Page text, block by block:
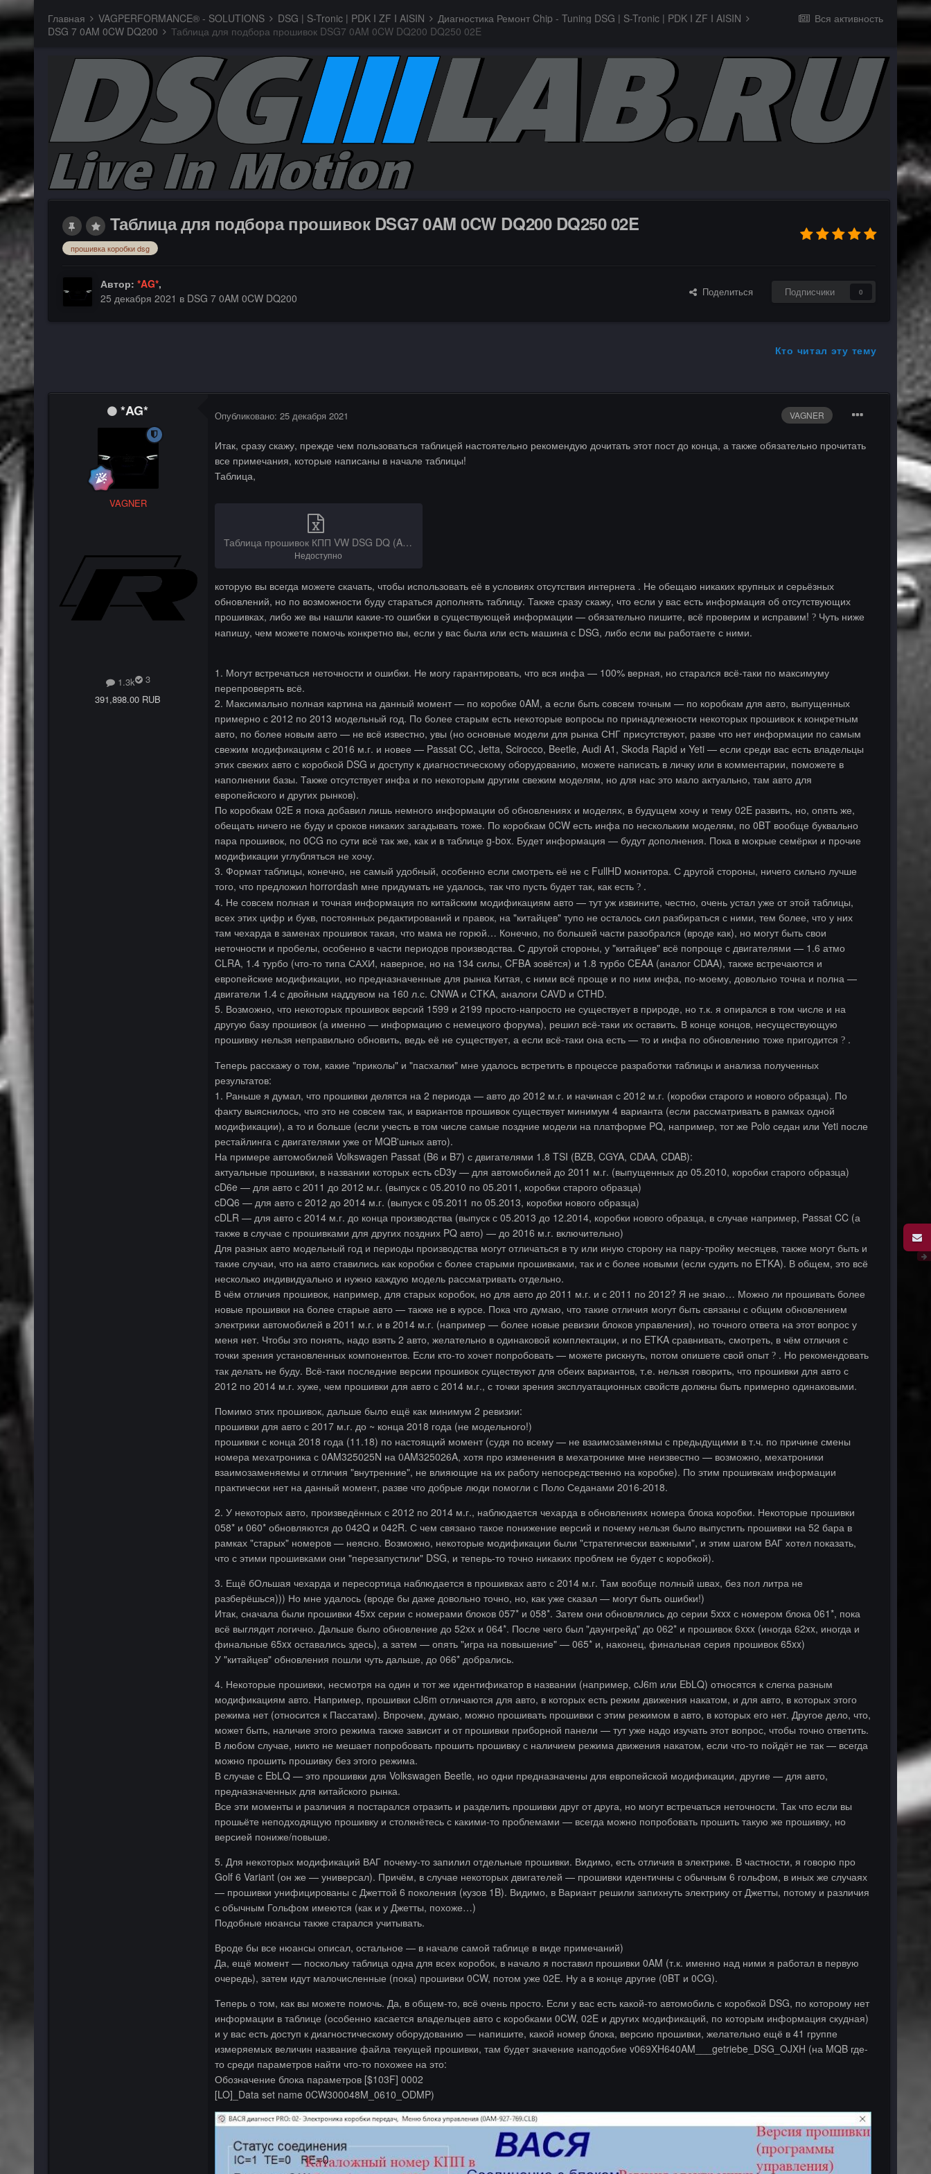
Вся активность
Главная VAGPERFORMANCE® - SOLUTIONS DSG | S-Tronic | PDK I ZF I AISIN
Диагностика Ремонт Chip - Tuning DSG | S-Tronic | PDK I ZF I AISIN
DSG 7 0AM 0CW DQ200
Таблица для подбора прошивок DSG7 0AM 0CW DQ200 DQ250 02E
Таблица для подбора прошивок DSG7 0AM 0CW DQ200 DQ250 02E
прошивка коробки dsg
Автор: *AG*,
25 декабря 2021 в DSG 7 0AM 0CW DQ200 Поделиться Подписчики 0
Кто читал эту тему
*AG*
VAGNER
1.3k 3
391,898.00 RUB
VAGNER
Опубликовано: 25 декабря 2021
Итак, сразу скажу, прежде чем пользоваться таблицей настоятельно рекомендую дочитать этот пост до конца, а также обязательно прочитать
все примечания, которые написаны в начале таблицы!
Таблица,
Таблица прошивок КПП VW DSG DQ (Audi S-Tronic)1.xlsx
Недоступно
которую вы всегда можете скачать, чтобы использовать её в условиях отсутствия интернета . Не обещаю никаких крупных и серьёзных
обновлений, но по возможности буду стараться дополнять таблицу. Также сразу скажу, что если у вас есть информация об отсутствующих
прошивках, либо же вы нашли какие-то ошибки в существующей информации — обязательно пишите, всё проверим и исправим! ?Чуть ниже
напишу, чем можете помочь конкретно вы, если у вас была или есть машина с DSG, либо если вы работаете с ними.
1. Могут встречаться неточности и ошибки. Не могу гарантировать, что вся инфа — 100% верная, но старался всё-таки по максимуму
перепроверять всё.
2. Максимально полная картина на данный момент — по коробке 0AM, а если быть совсем точным — по коробкам для авто, выпущенных
примерно с 2012 по 2013 модельный год. По более старым есть некоторые вопросы по принадлежности некоторых прошивок к конкретным
авто, по более новым авто — не всё известно, увы (но основные модели для рынка СНГ присутствуют, разве что нет информации по самым
свежим модификациям с 2016 м.г. и новее — Passat CC, Jetta, Scirocco, Beetle, Audi A1, Skoda Rapid и Yeti — если среди вас есть владельцы
этих свежих авто с коробкой DSG и доступу к диагностическому оборудованию, можете написать в личку или в комментарии, поможете в
наполнении базы. Также отсутствует инфа и по некоторым другим свежим моделям, но для нас это мало актуально, там авто для
европейского и других рынков).
По коробкам 02E я пока добавил лишь немного информации об обновлениях и моделях, в будущем хочу и тему 02E развить, но, опять же,
обещать ничего не буду и сроков никаких загадывать тоже. По коробкам 0CW есть инфа по нескольким моделям, по 0BT вообще буквально
пара прошивок, по 0CG по сути всё так же, как и в таблице g-box. Будет информация — будут дополнения. Пока в мокрые семёрки и прочие
модификации углубляться не хочу.
3. Формат таблицы, конечно, не самый удобный, особенно если смотреть её не с FullHD монитора. С другой стороны, ничего сильно лучше
того, что предложил horrordash мне придумать не удалось, так что пусть будет так, как есть ?.
4. Не совсем полная и точная информация по китайским модификациям авто — тут уж извините, честно, очень устал уже от этой таблицы,
всех этих цифр и букв, постоянных редактирований и правок, на "китайцев" тупо не осталось сил разбираться с ними, тем более, что у них
там чехарда в заменах прошивок такая, что мама не горюй… Конечно, по большей части разобрался (вроде как), но могут быть свои
неточности и пробелы, особенно в части периодов производства. С другой стороны, у "китайцев" всё попроще с двигателями — 1.6 атмо
CLRA, 1.4 турбо (что-то типа САХИ, наверное, но на 134 силы, CFBA зовётся) и 1.8 турбо CEAA (аналог CDAA), также встречаются и
европейские модификации, но предназначенные для рынка Китая, с ними всё проще и по ним инфа, по-моему, довольно точна и полна —
двигатели 1.4 с двойным наддувом на 160 л.с. CNWA и CTKA, аналоги CAVD и CTHD.
5. Возможно, что некоторых прошивок версий 1599 и 2199 просто-напросто не существует в природе, но т.к. я опирался в том числе и на
другую базу прошивок (а именно — информацию с немецкого форума), решил всё-таки их оставить. В конце концов, несуществующую
прошивку нельзя неправильно обновить, ведь её не существует, а если всё-таки она есть — то и инфа по обновлению тоже пригодится ?.
Теперь расскажу о том, какие "приколы" и "пасхалки" мне удалось встретить в процессе разработки таблицы и анализа полученных
результатов:
1. Раньше я думал, что прошивки делятся на 2 периода — авто до 2012 м.г. и начиная с 2012 м.г. (коробки старого и нового образца). По
факту выяснилось, что это не совсем так, и вариантов прошивок существует минимум 4 варианта (если рассматривать в рамках одной
модификации), а то и больше (если учесть в том числе самые поздние модели на платформе PQ, например, тот же Polo седан или Yeti после
рестайлинга с двигателями уже от MQB'шных авто).
На примере автомобилей Volkswagen Passat (B6 и B7) с двигателями 1.8 TSI (BZB, CGYA, CDAA, CDAB):
актуальные прошивки, в названии которых есть cD3y — для автомобилей до 2011 м.г. (выпущенных до 05.2010, коробки старого образца)
cD6e — для авто с 2011 до 2012 м.г. (выпуск с 05.2010 по 05.2011, коробки старого образца)
cDQ6 — для авто с 2012 до 2014 м.г. (выпуск с 05.2011 по 05.2013, коробки нового образца)
cDLR — для авто с 2014 м.г. до конца производства (выпуск с 05.2013 до 12.2014, коробки нового образца, в случае например, Passat CC (а
также в случае с прошивками для других поздних PQ авто) — до 2016 м.г. включительно)
Для разных авто модельный год и периоды производства могут отличаться в ту или иную сторону на пару-тройку месяцев, также могут быть и
такие случаи, что на авто ставились как коробки с более старыми прошивками, так и с более новыми (если судить по ETKA). В общем, это всё
несколько индивидуально и нужно каждую модель рассматривать отдельно.
В чём отличия прошивок, например, для старых коробок, но для авто до 2011 м.г. и с 2011 по 2012? Я не знаю… Можно ли прошивать более
новые прошивки на более старые авто — также не в курсе. Пока что думаю, что такие отличия могут быть связаны с общим обновлением
электрики автомобилей в 2011 м.г. и в 2014 м.г. (например — более новые ревизии блоков управления), но точного ответа на этот вопрос у
меня нет. Чтобы это понять, надо взять 2 авто, желательно в одинаковой комплектации, и по ETKA сравнивать, смотреть, в чём отличия с
точки зрения установленных компонентов. Если кто-то хочет попробовать — можете рискнуть, потом опишете свой опыт?. Но рекомендовать
так делать не буду. Всё-таки последние версии прошивок существуют для обеих вариантов, т.е. нельзя говорить, что прошивки для авто с
2012 по 2014 м.г. хуже, чем прошивки для авто с 2014 м.г., с точки зрения эксплуатационных свойств должны быть примерно одинаковыми.
Помимо этих прошивок, дальше было ещё как минимум 2 ревизии:
прошивки для авто с 2017 м.г. до ~ конца 2018 года (не модельного!)
прошивки с конца 2018 года (11.18) по настоящий момент (судя по всему — не взаимозаменямы с предыдущими в т.ч. по причине смены
номера мехатроника с 0AM325025N на 0AM325026A, хотя про изменения в мехатронике мне неизвестно — возможно, мехатроники
взаимозаменяемы и отличия "внутренние", не влияющие на их работу непосредственно на коробке). По этим прошивкам информации
практически нет на данный момент, разве что добрые люди помогли с Поло Седанами 2016-2018.
2. У некоторых авто, произведённых с 2012 по 2014 м.г., наблюдается чехарда в обновлениях номера блока коробки. Некоторые прошивки
058* и 060* обновляются до 042Q и 042R. С чем связано такое понижение версий и почему нельзя было выпустить прошивки на 52 бара в
рамках "старых" номеров — неясно. Возможно, некоторые модификации были "стратегически важными", и этим шагом ВАГ хотел показать,
что с этими прошивками они "перезапустили" DSG, и теперь-то точно никаких проблем не будет с коробкой).
3. Ещё бОльшая чехарда и пересортица наблюдается в прошивках авто с 2014 м.г. Там вообще полный швах, без пол литра не
разберёшься))) Но мне удалось (вроде бы даже довольно точно, но, как уже сказал — могут быть ошибки!)
Итак, сначала были прошивки 45xx серии с номерами блоков 057* и 058*. Затем они обновлялись до серии 5xxx с номером блока 061*, пока
всё выглядит логично. Дальше было обновление до 52xx и 064*. После чего был "даунгрейд" до 062* и прошивок 6xxx (иногда 62xx, иногда и
финальные 65xx оставались здесь), а затем — опять "игра на повышение" — 065* и, наконец, финальная серия прошивок 65xx)
У "китайцев" обновления пошли чуть дальше, до 066* добрались.
4. Некоторые прошивки, несмотря на один и тот же идентификатор в названии (например, cJ6m или EbLQ) относятся к слегка разным
модификациям авто. Например, прошивки cJ6m отличаются для авто, в которых есть режим движения накатом, и для авто, в которых этого
режима нет (относится к Пассатам). Впрочем, думаю, можно прошивать прошивки с этим режимом в авто, в которых его нет. Другое дело, что,
может быть, наличие этого режима также зависит и от прошивки приборной панели — тут уже надо изучать этот вопрос, чтобы точно ответить.
В любом случае, никто не мешает попробовать прошить прошивку с наличием режима движения накатом, если что-то пойдёт не так — всегда
можно прошить прошивку без этого режима.
В случае с EbLQ — это прошивки для Volkswagen Beetle, но одни предназначены для европейской модификации, другие — для авто,
предназначенных для китайского рынка.
Все эти моменты и различия я постарался отразить и разделить прошивки друг от друга, но могут встречаться неточности. Так что если вы
прошьёте неподходящую прошивку и столкнётесь с какими-то проблемами — всегда можно попробовать прошить такую же прошивку, но
версией пониже/повыше.
5. Для некоторых модификаций ВАГ почему-то запилил отдельные прошивки. Видимо, есть отличия в электрике. В частности, я говорю про
Golf 6 Variant (он же — универсал). Причём, в случае некоторых двигателей — прошивки идентичны с обычным 6 гольфом, в иных же случаях
— прошивки унифицированы с Джеттой 6 поколения (кузов 1B). Видимо, в Вариант решили запихнуть электрику от Джетты, потому и различия
с обычным Гольфом имеются (как и у Джетты, похоже…)
Подобные нюансы также старался учитывать.
Вроде бы все нюансы описал, остальное — в начале самой таблице в виде примечаний)
Да, ещё момент — поскольку таблица одна для всех коробок, в начало я поставил прошивки 0AM (т.к. именно над ними я работал в первую
очередь), затем идут малочисленные (пока) прошивки 0CW, потом уже 02E. Ну а в конце другие (0BT и 0CG).
Теперь о том, как вы можете помочь. Да, в общем-то, всё очень просто. Если у вас есть какой-то автомобиль с коробкой DSG, по которому нет
информации в таблице (особенно касается владельцев авто с коробками 0CW, 02E и других модификаций, по которым информация скудная)
и у вас есть доступ к диагностическому оборудованию — напишите, какой номер блока, версию прошивки, желательно ещё в 41 группе
измеряемых величин название файла текущей прошивки, там будет значение наподобие v069XH640AM___getriebe_DSG_OJXH (на MQB где-
то среди параметров найти что-то похожее на это:
Обозначение блока параметров [$103F] 0002
[LO]_Data set name 0CW300048M_0610_ODMP)